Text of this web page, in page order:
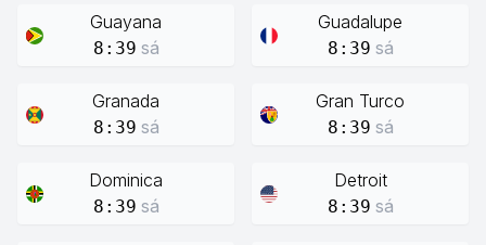
Guayana
8:39 sá
Guadalupe
8:39 sá
Granada
8:39 sá
Gran Turco
8:39 sá
Dominica
8:39 sá
Detroit
8:39 sá